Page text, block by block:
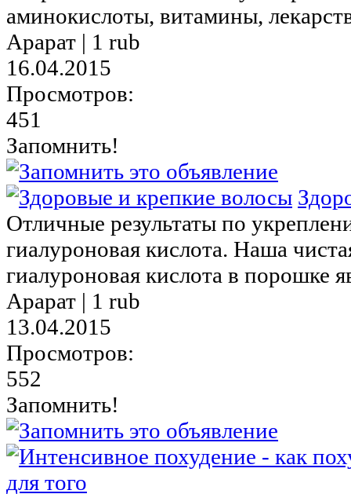
аминокислоты, витамины,
Арарат | 1 rub
16.04.2015
Просмотров:
451
Запомнить!
Отличные результаты по
гиалуроновая кислота. Наша
гиалуроновая кислота в порошке
Арарат | 1 rub
13.04.2015
Просмотров:
552
Запомнить!